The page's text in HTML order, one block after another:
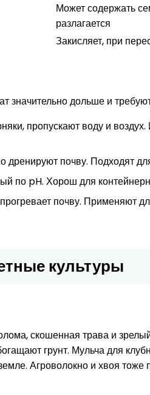
Может содержать
разлагается
Закисляет, при
значительно дольше и
пропускают воду и
почву. Подходят
по pH. Хорош для
почву. Применяют
культуры
скошенная трава и
грунт. Мульча для
Агроволокно и хвоя тоже